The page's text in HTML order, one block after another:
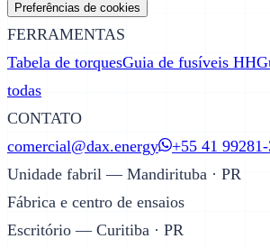
Preferências de cookies
FERRAMENTAS
Tabela de torquesGuia de fusíveis HH
todas
CONTATO
comercial@dax.energy
+55 41
Unidade fabril — Mandirituba · PR
Fábrica e centro de ensaios
Escritório — Curitiba · PR